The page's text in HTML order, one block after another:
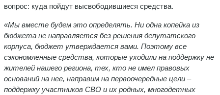
вопрос: куда пойдут высвободившиеся средства.
«Мы вместе будем это определять. Ни одна копейка из
бюджета не направляется без решения депутатского
корпуса, бюджет утверждается вами. Поэтому все
сэкономленные средства, которые уходили на поддержку не
жителей нашего региона, тех, кто не имел правовых
оснований на нее, направим на первоочередные цели –
поддержку участников СВО и их родных, многодетных